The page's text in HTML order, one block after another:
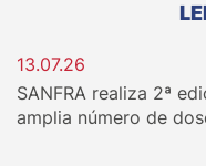
13.07.26
SANFRA realiza 2ª
amplia número de